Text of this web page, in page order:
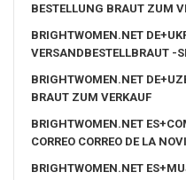
BESTELLUNG BRAUT ZUM
BRIGHTWOMEN.NET
VERSANDBESTELLBRAUT -
BRIGHTWOMEN.NET
BRAUT ZUM VERKAUF
BRIGHTWOMEN.NET
CORREO CORREO DE LA
BRIGHTWOMEN.NET